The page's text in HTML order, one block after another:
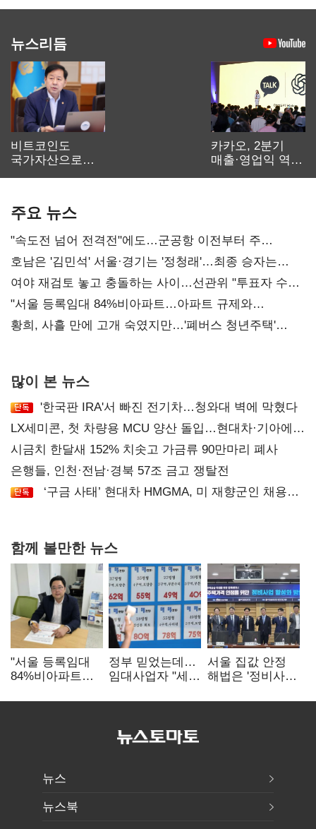
뉴스리듬
비트코인도
국가자산으로…'
카카오, 2분기
매출·영업익 역대
주요 뉴스
"속도전 넘어 전격전"에도…군공항 이전부터 주
52시간까지 '뇌관'
호남은 '김민석' 서울·경기는 '정청래'…최종 승자는
'안갯속'
여야 재검토 놓고 충돌하는 사이…선관위 "투표자 수
오차 당연"
"서울 등록임대 84%비아파트…아파트 규제와
달리해야"
황희, 사흘 만에 고개 숙였지만…'폐버스 청년주택'
많이 본 뉴스
'한국판 IRA'서 빠진 전기차…청와대 벽에 막혔다
LX세미콘, 첫 차량용 MCU 양산 돌입…현대차·기아에
공급
시금치 한달새 152% 치솟고 가금류 90만마리 폐사
은행들, 인천·전남·경북 57조 금고 쟁탈전
‘구금 사태’ 현대차 HMGMA, 미 재향군인 채용
함께 볼만한 뉴스
"서울 등록임대
84%비아파트…
달리해야"
정부 믿었는데…
임대사업자 "세금
서울 집값 안정
해법은 '정비사업
분쟁 해소도 과제
뉴스
뉴스북